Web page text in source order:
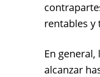
rentables y
En
alcanzar